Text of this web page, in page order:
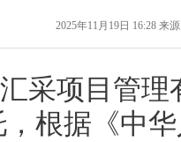
2025年11月19日 16:28 来
项目管理
，根据《中